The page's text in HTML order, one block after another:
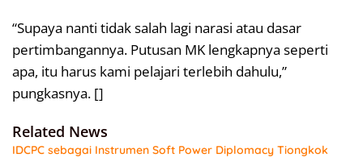
“Supaya nanti tidak salah lagi narasi atau dasar
pertimbangannya. Putusan MK lengkapnya seperti
apa, itu harus kami pelajari terlebih dahulu,”
pungkasnya. []
Related News
IDCPC sebagai Instrumen Soft Power Diplomacy Tiongkok